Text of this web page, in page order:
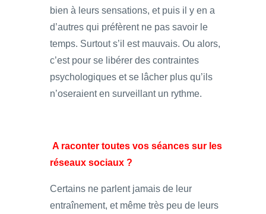
bien à leurs sensations, et puis il y en a
d’autres qui préfèrent ne pas savoir le
temps. Surtout s’il est mauvais. Ou alors,
c’est pour se libérer des contraintes
psychologiques et se lâcher plus qu’ils
n’oseraient en surveillant un rythme.
A raconter toutes vos séances sur les
réseaux sociaux ?
Certains ne parlent jamais de leur
entraînement, et même très peu de leurs